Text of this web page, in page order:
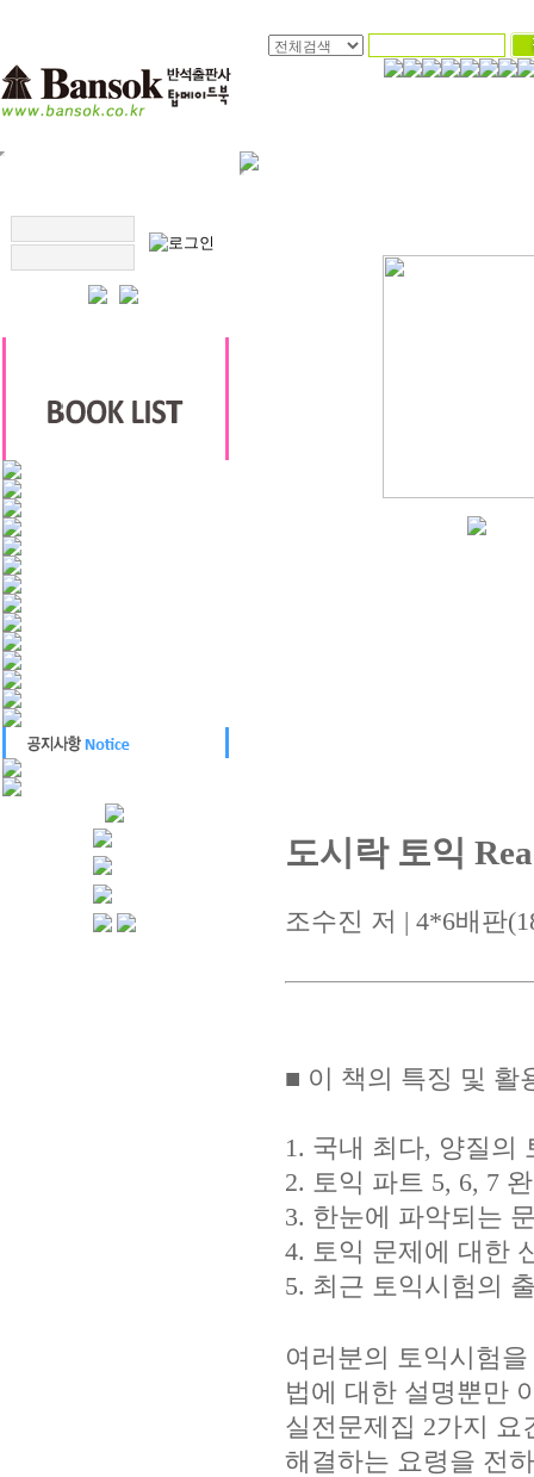
도시락 토익
조수진 저 | 4*6배판
■ 이 책의 특징 및 활
1. 국내 최다, 양질의
2. 토익 파트 5, 6, 7
3. 한눈에 파악되는
4. 토익 문제에 대한
5. 최근 토익시험의
여러분의 토익시험
법에 대한 설명뿐만
실전문제집 2가지
해결하는 요령을 전